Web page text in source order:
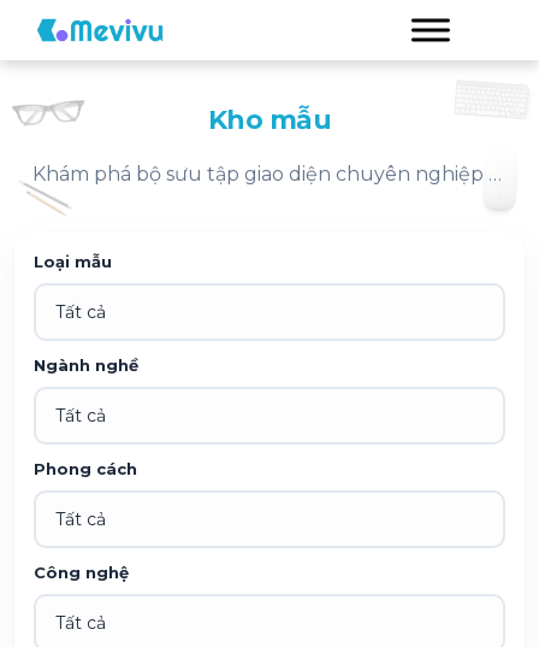
Kho mẫu
Khám phá bộ sưu tập giao diện chuyên nghiệp cho mọi nhu cầu.
Loại mẫu
Ngành nghề
Phong cách
Công nghệ